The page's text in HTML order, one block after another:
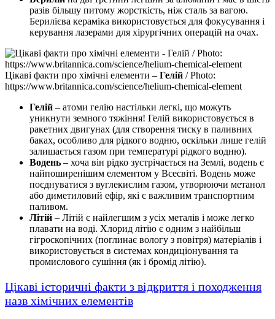
разів більшу питому жорсткість, ніж сталь за вагою.
Берилієва кераміка використовується для фокусування і
керування лазерами для хірургічних операцій на очах.
Цікаві факти про хімічні елементи – Гелій / Photo:
https://www.britannica.com/science/helium-chemical-element
Гелій – атоми гелію настільки легкі, що можуть
уникнути земного тяжіння! Гелій використовується в
ракетних двигунах (для створення тиску в паливних
баках, особливо для рідкого водню, оскільки лише гелій
залишається газом при температурі рідкого водню).
Водень – хоча він рідко зустрічається на Землі, водень є
найпоширенішим елементом у Всесвіті. Водень може
поєднуватися з вуглекислим газом, утворюючи метанол
або диметиловий ефір, які є важливим транспортним
паливом.
Літій – Літій є найлегшим з усіх металів і може легко
плавати на воді. Хлорид літію є одним з найбільш
гігроскопічних (поглинає вологу з повітря) матеріалів і
використовується в системах кондиціонування та
промислового сушіння (як і бромід літію).
Цікаві історичні факти з відкриття і походження
назв хімічних елементів